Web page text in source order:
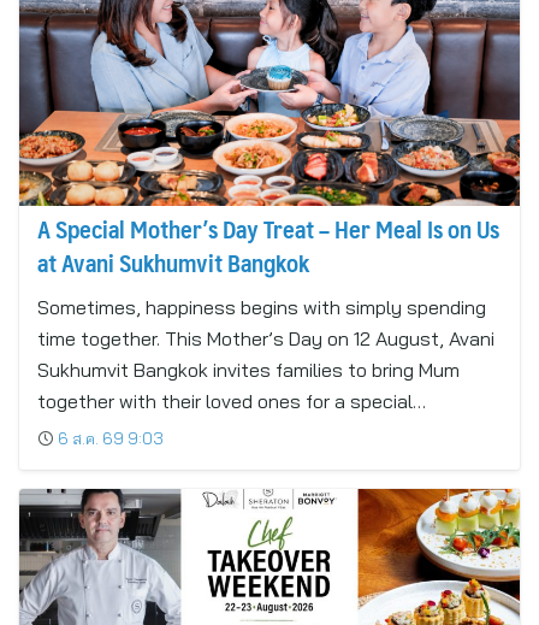
A Special Mother’s Day Treat – Her Meal Is on Us
at Avani Sukhumvit Bangkok
Sometimes, happiness begins with simply spending
time together. This Mother’s Day on 12 August, Avani
Sukhumvit Bangkok invites families to bring Mum
together with their loved ones for a special…
6 ส.ค. 69 9:03